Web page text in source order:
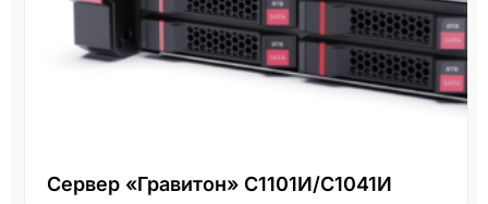
Сервер «Гравитон» С1101И/С1041И